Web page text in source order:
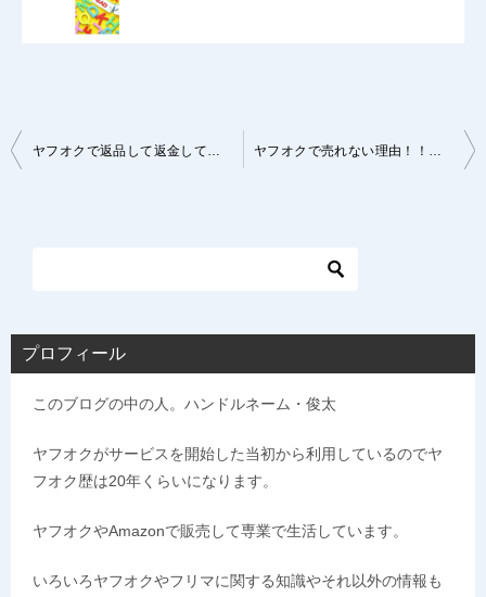
投
シ
プロフィール
このブログの中の人。ハンドルネーム・俊太
ヤフオクがサービスを開始した当初から利用しているのでヤ
フオク歴は20年くらいになります。
ヤフオクやAmazonで販売して専業で生活しています。
いろいろヤフオクやフリマに関する知識やそれ以外の情報も